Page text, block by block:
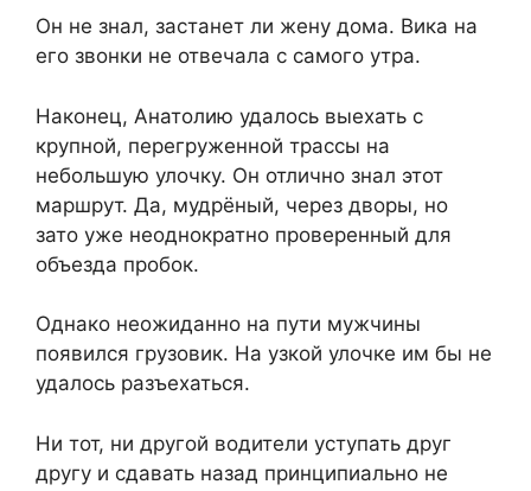
Он не знал, застанет ли жену дома. Вика на
его звонки не отвечала с самого утра.
Наконец, Анатолию удалось выехать с
крупной, перегруженной трассы на
небольшую улочку. Он отлично знал этот
маршрут. Да, мудрёный, через дворы, но
зато уже неоднократно проверенный для
объезда пробок.
Однако неожиданно на пути мужчины
появился грузовик. На узкой улочке им бы не
удалось разъехаться.
Ни тот, ни другой водители уступать друг
другу и сдавать назад принципиально не